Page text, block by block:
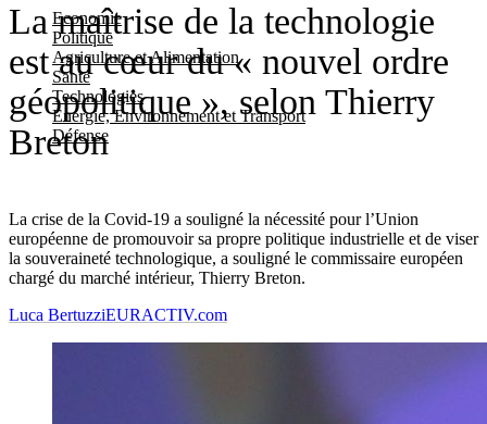
Economie
Politique
Agriculture et Alimentation
Santé
Technologies
Energie, Environnement et Transport
Défense
La maîtrise de la technologie
est au cœur du « nouvel ordre
géopolitique », selon Thierry
Breton
La crise de la Covid-19 a souligné la nécessité pour l’Union
européenne de promouvoir sa propre politique industrielle et de viser
la souveraineté technologique, a souligné le commissaire européen
chargé du marché intérieur, Thierry Breton.
Luca BertuzziEURACTIV.com